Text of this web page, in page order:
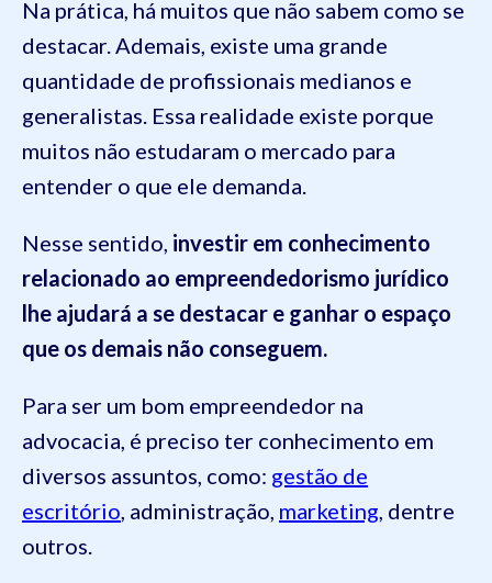
Na prática, há muitos que não sabem como se
destacar. Ademais, existe uma grande
quantidade de profissionais medianos e
generalistas. Essa realidade existe porque
muitos não estudaram o mercado para
entender o que ele demanda.
Nesse sentido, investir em conhecimento
relacionado ao empreendedorismo jurídico
lhe ajudará a se destacar e ganhar o espaço
que os demais não conseguem.
Para ser um bom empreendedor na
advocacia, é preciso ter conhecimento em
diversos assuntos, como: gestão de
escritório, administração, marketing, dentre
outros.